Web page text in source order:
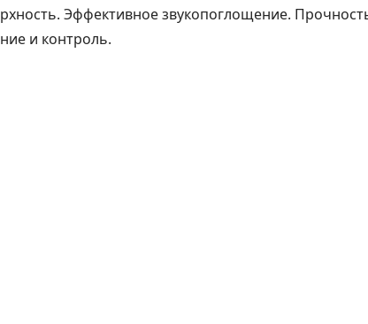
Эффективное звукопоглощение.
и контроль.